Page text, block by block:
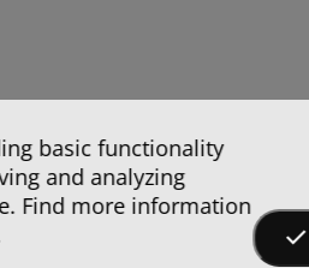
basic functionality
and analyzing
Find more information